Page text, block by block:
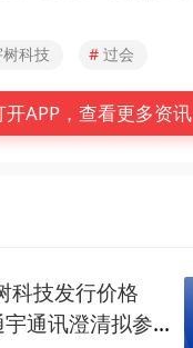
科技 # 过会
开APP，查看更多资讯
科技发行价格
通讯澄清拟参